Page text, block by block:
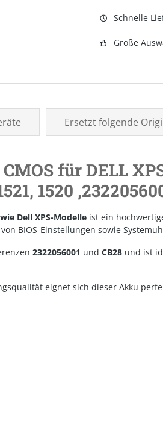
Schnelle
Große
Ersetzt folgende
für DELL
1520
Dell XPS-Modelle ist ein
BIOS-Einstellungen sowie
2322056001 und CB28 und ist
eignet sich dieser Akku